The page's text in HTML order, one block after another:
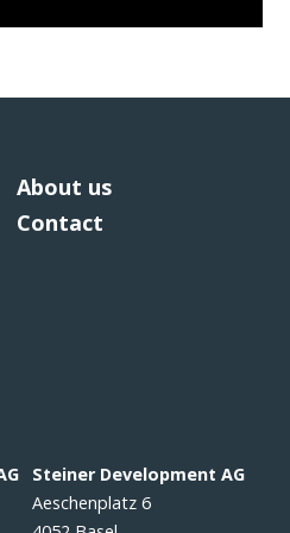
About us
Contact
Steiner Development AG
Aeschenplatz 6